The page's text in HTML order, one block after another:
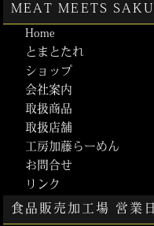
MEAT MEETS SAKU
Home
とまとたれ
ショップ
会社案内
取扱商品
取扱店舗
工房加藤らーめん
お問合せ
リンク
食品販売加工場 営業日